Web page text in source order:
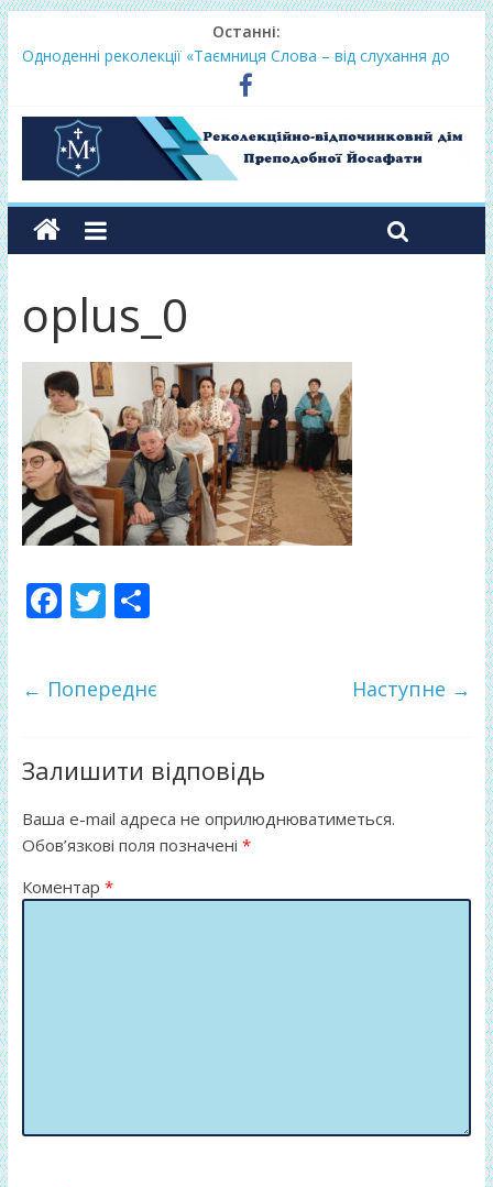
Останні:
Одноденні реколекції «Таємниця Слова – від слухання до
Lectio Divina – єв.Матея 2026
Нове життя в Христі – осінь 2026
Фундамент у вересні 2026
oplus_0
F
b
o
k
T
er
П
л
т
и
ся
← Попереднє Наступне →
Залишити відповідь
Ваша e-mail адреса не оприлюднюватиметься.
Обов’язкові поля позначені *
Коментар *